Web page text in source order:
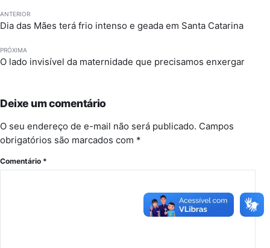
ANTERIOR
Dia das Mães terá frio intenso e geada em Santa Catarina
PRÓXIMA
O lado invisível da maternidade que precisamos enxergar
Deixe um comentário
O seu endereço de e-mail não será publicado. Campos
obrigatórios são marcados com *
Comentário *